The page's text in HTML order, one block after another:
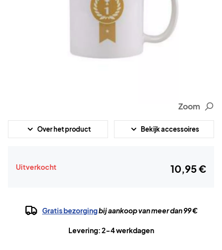
Zoom
Over het product Bekijk accessoires
Uitverkocht 10,95 €
Gratis bezorgingbij aankoop van meer dan 99 €
Levering: 2-4 werkdagen